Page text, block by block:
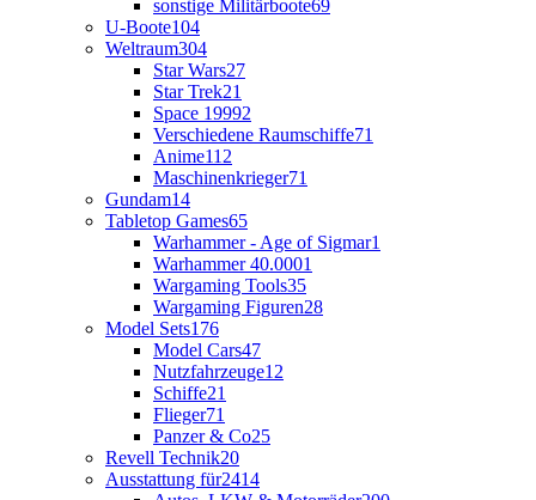
sonstige Militärboote69
U-Boote104
Weltraum304
Star Wars27
Star Trek21
Space 19992
Verschiedene Raumschiffe71
Anime112
Maschinenkrieger71
Gundam14
Tabletop Games65
Warhammer - Age of Sigmar1
Warhammer 40.0001
Wargaming Tools35
Wargaming Figuren28
Model Sets176
Model Cars47
Nutzfahrzeuge12
Schiffe21
Flieger71
Panzer & Co25
Revell Technik20
Ausstattung für2414